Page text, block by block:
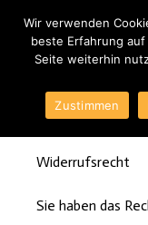
BRETTCHEN
Widerrufsrecht
Sie haben das
Wir verwenden
beste Erfahrung
Seite weiterhin
Zustimmen